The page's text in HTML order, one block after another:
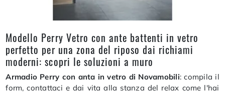
Modello Perry Vetro con ante battenti in vetro
perfetto per una zona del riposo dai richiami
moderni: scopri le soluzioni a muro
Armadio Perry con anta in vetro di Novamobili: compila il
form, contattaci e dai vita alla stanza del relax come l'hai